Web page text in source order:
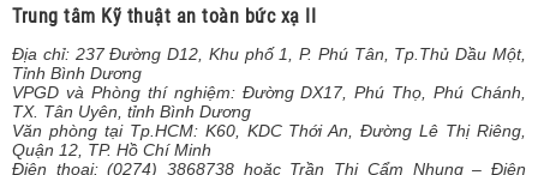
Trung tâm Kỹ thuật an toàn bức xạ II
Địa chỉ: 237 Đường D12, Khu phố 1, P. Phú Tân, Tp.Thủ Dầu Một,
Tỉnh Bình Dương
VPGD và Phòng thí nghiệm: Đường DX17, Phú Thọ, Phú Chánh,
TX. Tân Uyên, tỉnh Bình Dương
Văn phòng tại Tp.HCM: K60, KDC Thới An, Đường Lê Thị Riêng,
Quận 12, TP. Hồ Chí Minh
Điện thoại: (0274) 3868738 hoặc Trần Thị Cẩm Nhung – Điện